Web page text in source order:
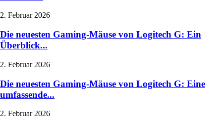
2. Februar 2026
Die neuesten Gaming-Mäuse von Logitech G: Ein
Überblick...
2. Februar 2026
Die neuesten Gaming-Mäuse von Logitech G: Eine
umfassende...
2. Februar 2026